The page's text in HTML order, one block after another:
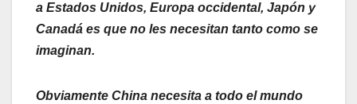
a Estados Unidos, Europa occidental, Japón y
Canadá es que no les necesitan tanto como se
imaginan.
Obviamente China necesita a todo el mundo